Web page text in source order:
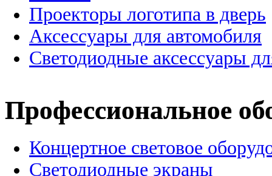
Проекторы логотипа в дверь
Аксессуары для автомобиля
Светодиодные аксессуары
Профессиональное
Концертное световое
Cветодиодные экраны